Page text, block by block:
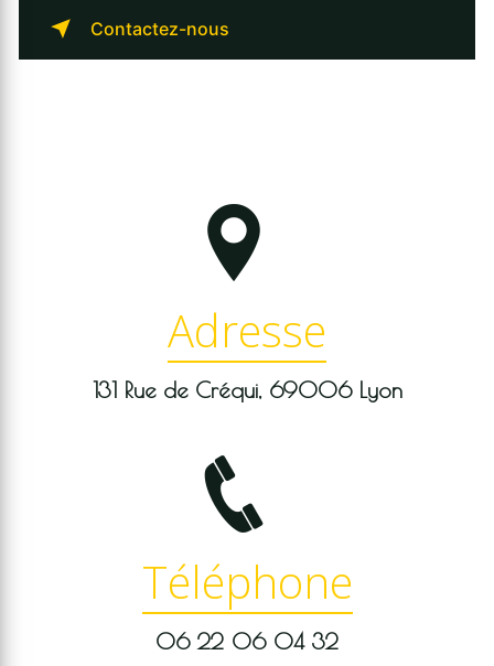
Contactez-nous
Adresse
131 Rue de Créqui, 69006 Lyon
Téléphone
06 22 06 04 32